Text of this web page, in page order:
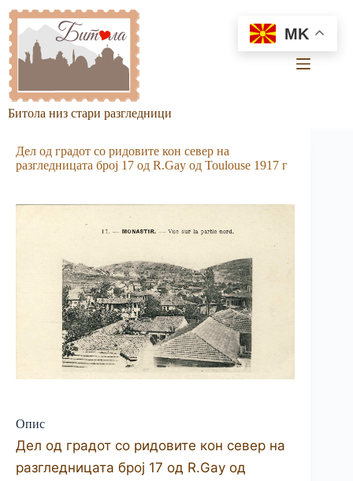
content
Битола низ стари разгледници
Дел од градот со ридовите кон север на
разгледницата број 17 од R.Gay од Toulouse 1917 г
Опис
Дел од градот со ридовите кон север на
разгледницата број 17 од R.Gay од
MK